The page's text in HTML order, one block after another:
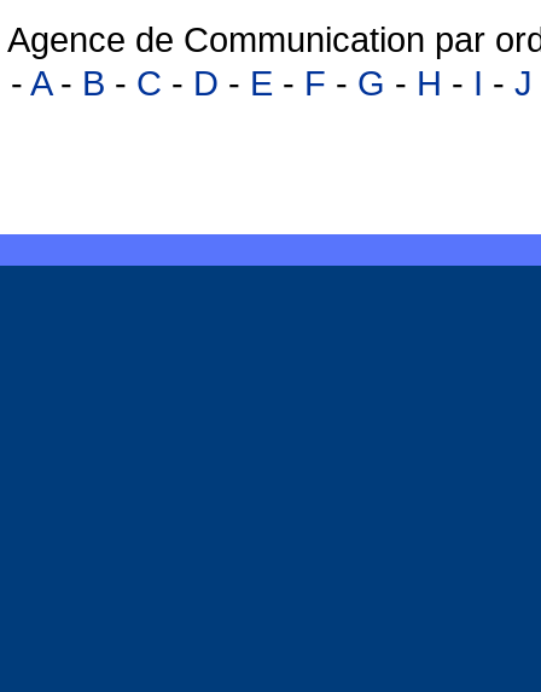
Agence de Communication par
- A- B - C - D - E - F - G - H - I - J